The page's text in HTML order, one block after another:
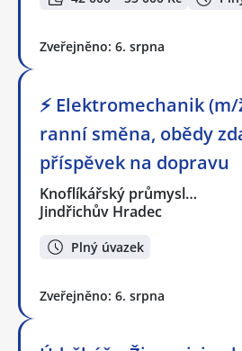
Zveřejněno: 6. srpna
⚡ Elektromechanik
ranní směna, obědy
příspěvek na dopravu
Knoflíkářský průmysl…
Jindřichův Hradec
Plný úvazek
Zveřejněno: 6. srpna